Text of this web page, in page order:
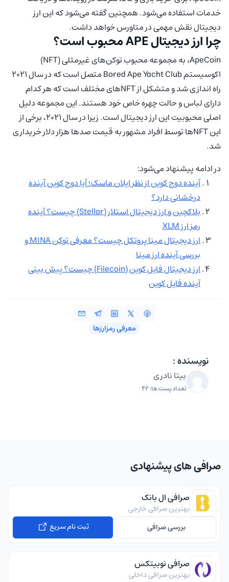
خدمات استفاده می‌شود. همچنین گفته می‌شود که این ارز
دیجیتال نقش مهمی در متاورس خواهد داشت.
چرا ارز دیجیتال APE محبوب است؟
ApeCoin، به مجموعه محبوب توکن‌های غیرمثلی (NFT)
اکوسیستم Bored Ape Yacht Club متصل است که در سال 2021
راه اندازی شد و متشکل از NFTهای مختلف است که هر کدام
دارای لباس و حالت چهره خاص خود هستند. این مجموعه دلیل
اصلی محبوبیت این ارز دیجیتال است. زیرا در سال 2021، برخی از
این NFTها توسط افراد مشهور به قیمت صدها هزار دلار خریداری
شد.
در ادامه پیشنهاد می‌شود:
آینده دوج کوین از نظر ایلان ماسک؛ آیا دوج کوین آینده
درخشانی دارد؟
بلاکچین و ارز دیجیتال استلار (Stellar) چیست؟ آینده
رمز ارز XLM
ارز دیجیتال مینا پروتکل چیست؟ معرفی توکن MINA و
بررسی آینده ارز مینا
ارز دیجیتال فایل کوین (Filecoin) چیست؟ پیش بینی
آینده فایل کوین
معرفی رمزارزها
نویسنده :
بیتا نادری
تعداد پست ها: 42
صرافی های پیشنهادی
صرافی ال بانک
بهترین صرافی خارجی
بررسی صرافی
ثبت نام سریع
صرافی نوبیتکس
بهترین صرافی داخلی